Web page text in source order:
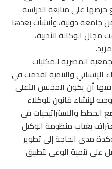
حرصها على متابعة الدراسة
دولية، وأنشأت بعدها
مجال الوكالة الأدبية،
المصرية للمكتبات
الإنساني والتنمية تقدمت في
فيها أن يكون المجلس الأعلى
لإنشاء قانون للوكلاء
الخطط والاستراتيجيات في
بغياب منظومة الوكيل
مدى الحاجة إلى تطوير
على تنمية الوعي لتطبيق